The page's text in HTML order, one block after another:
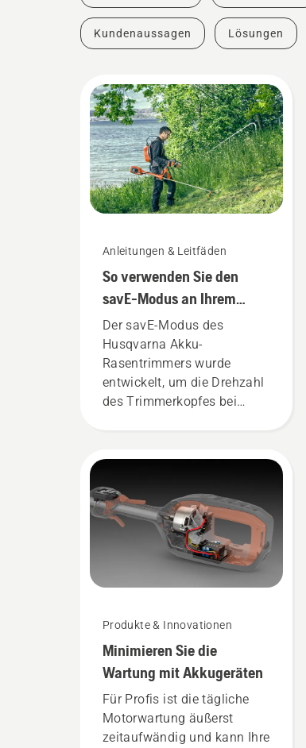
Kundenaussagen Lösungen
Anleitungen & Leitfäden
So verwenden Sie den
savE-Modus an Ihrem
Akku-Rasentrimmer
Der savE-Modus des
Husqvarna Akku-
Rasentrimmers wurde
entwickelt, um die Drehzahl
des Trimmerkopfes bei
Drehmoment zu erhalten,
Akkulaufzeit beim
Schneiden von leichtem
Gras verlängern kann.
Drücken Sie einfach auf die
Taste am Akku-Trimmer, um
den savE-Modus ein- oder
Produkte & Innovationen
Minimieren Sie die
Wartung mit Akkugeräten
Für Profis ist die tägliche
Motorwartung äußerst
zeitaufwändig und kann Ihre